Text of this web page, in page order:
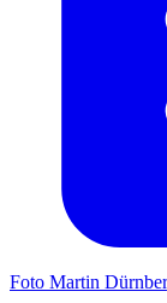
Foto Martin